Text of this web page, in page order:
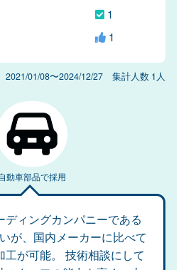
1
1
2021/01/08〜2024/12/27 集計人数 1人
動車部品で採用
ディングカンパニーである
が、国内メーカーに比べて
工が可能。 技術相談にして